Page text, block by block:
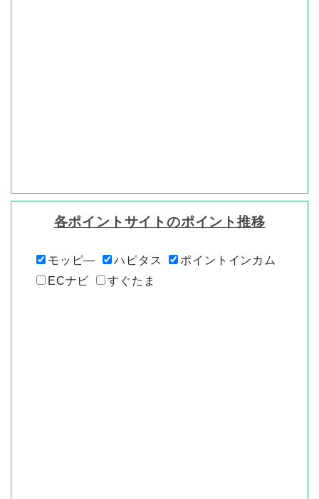
各ポイントサイトのポイント推移
モッピ― ハピタス
ポイントインカム
ECナビ
すぐたま